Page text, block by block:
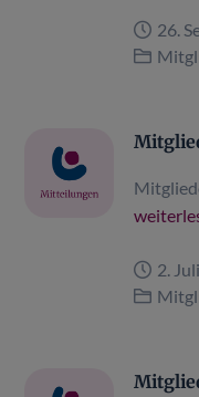
26.
2.